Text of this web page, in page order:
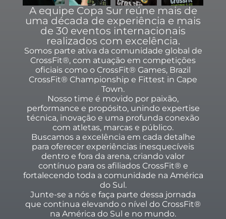
A equipe Copa Sur reúne mais de
uma década de experiência e mais
de 30 eventos internacionais
realizados com excelência.
Somos parte ativa da comunidade global de
CrossFit®, com atuação em competições
oficiais como o CrossFit® Games, Brazil
CrossFit® Championship e Fittest in Cape
Town.
Nosso time é movido por paixão,
performance e propósito, unindo expertise
técnica, inovação e uma profunda conexão
com atletas, marcas e público.
Buscamos a excelência em cada detalhe
para oferecer experiências inesquecíveis
dentro e fora da arena, criando valor
contínuo para os afiliados CrossFit® e
fortalecendo toda a comunidade na América
do Sul.
Junte-se a nós e faça parte dessa jornada
que continua elevando o nível do CrossFit®
na América do Sul e no mundo.